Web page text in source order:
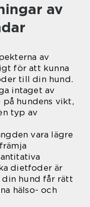
av
av
för att kunna
till din hund.
intaget av
hundens vikt,
typ av
vara lägre
dietfoder är
hund får rätt
hälso- och